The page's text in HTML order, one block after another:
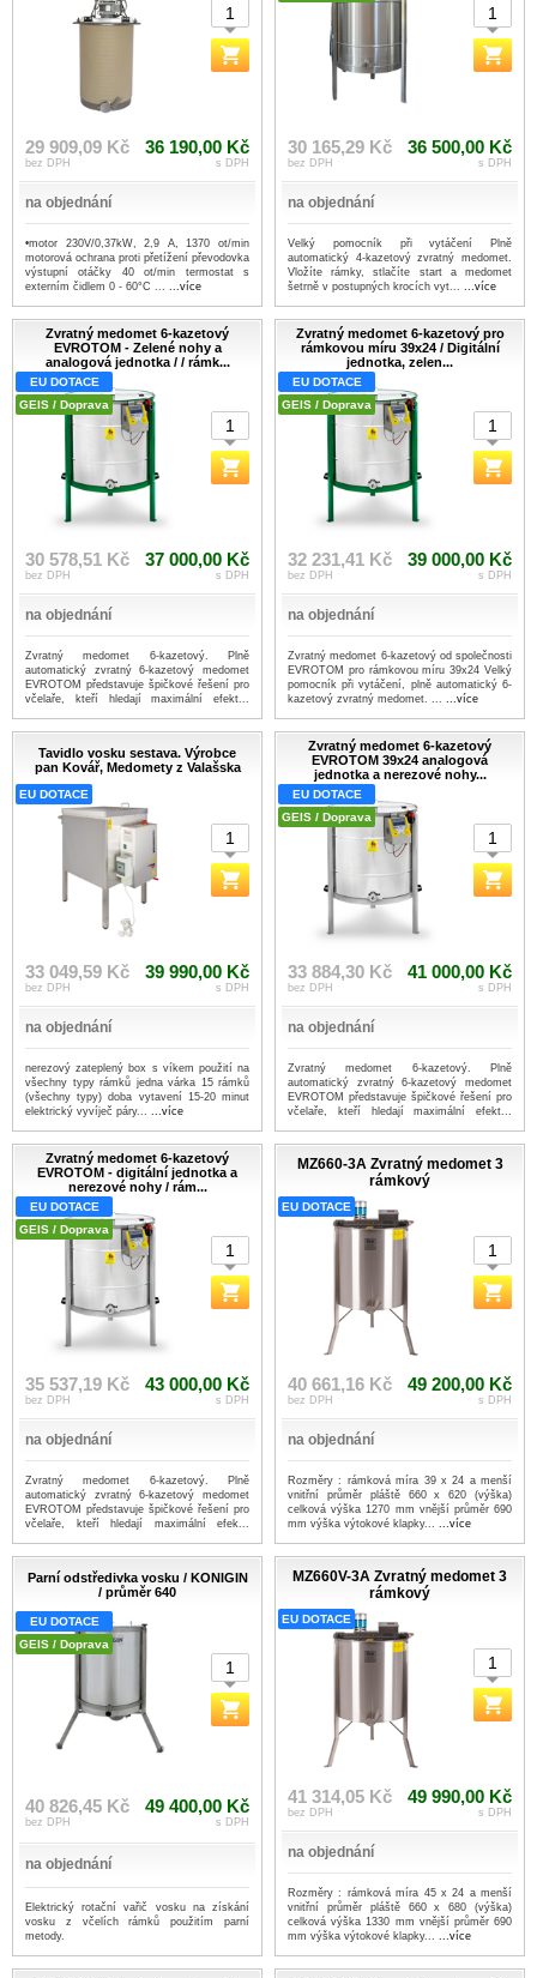
29 909,09 Kč
bez DPH
36 190,00 Kč
s DPH
na objednání
•motor 230V/0,37kW, 2,9 A, 1370 ot/min
motorová ochrana proti přetížení převodovka
výstupní otáčky 40 ot/min termostat s
externím čidlem 0 - 60°C ... ...více
30 165,29 Kč
bez DPH
36 500,00 Kč
s DPH
na objednání
Velký pomocník při vytáčení Plně
automatický 4-kazetový zvratný medomet.
Vložíte rámky, stlačíte start a medomet
šetrně v postupných krocích vyt... ...více
Zvratný medomet 6-kazetový
EVROTOM - Zelené nohy a
analogová jednotka / / rámk...
EU DOTACE
GEIS / Doprava
30 578,51 Kč
bez DPH
37 000,00 Kč
s DPH
na objednání
Zvratný medomet 6-kazetový. Plně
automatický zvratný 6-kazetový medomet
EVROTOM představuje špičkové řešení pro
včelaře, kteří hledají maximální efekt...
Zvratný medomet 6-kazetový pro
rámkovou míru 39x24 / Digitální
jednotka, zelen...
EU DOTACE
GEIS / Doprava
32 231,41 Kč
bez DPH
39 000,00 Kč
s DPH
na objednání
Zvratný medomet 6-kazetový od společnosti
EVROTOM pro rámkovou míru 39x24 Velký
pomocník při vytáčení, plně automatický 6-
kazetový zvratný medomet. ... ...více
Tavidlo vosku sestava. Výrobce
pan Kovář, Medomety z Valašska
EU DOTACE
33 049,59 Kč
bez DPH
39 990,00 Kč
s DPH
na objednání
nerezový zateplený box s víkem použití na
všechny typy rámků jedna várka 15 rámků
(všechny typy) doba vytavení 15-20 minut
elektrický vyvíječ páry... ...více
Zvratný medomet 6-kazetový
EVROTOM 39x24 analogová
jednotka a nerezové nohy...
EU DOTACE
GEIS / Doprava
33 884,30 Kč
bez DPH
41 000,00 Kč
s DPH
na objednání
Zvratný medomet 6-kazetový. Plně
automatický zvratný 6-kazetový medomet
EVROTOM představuje špičkové řešení pro
včelaře, kteří hledají maximální efekt...
Zvratný medomet 6-kazetový
EVROTOM - digitální jednotka a
nerezové nohy / rám...
EU DOTACE
GEIS / Doprava
35 537,19 Kč
bez DPH
43 000,00 Kč
s DPH
na objednání
Zvratný medomet 6-kazetový. Plně
automatický zvratný 6-kazetový medomet
EVROTOM představuje špičkové řešení pro
včelaře, kteří hledají maximální efek...
MZ660-3A Zvratný medomet 3
rámkový
EU DOTACE
40 661,16 Kč
bez DPH
49 200,00 Kč
s DPH
na objednání
Rozměry : rámková míra 39 x 24 a menší
vnitřní průměr pláště 660 x 620 (výška)
celková výška 1270 mm vnější průměr 690
mm výška výtokové klapky... ...více
Parní odstředivka vosku / KONIGIN
/ průměr 640
EU DOTACE
GEIS / Doprava
40 826,45 Kč
bez DPH
49 400,00 Kč
s DPH
na objednání
Elektrický rotační vařič vosku na získání
vosku z včelích rámků použitím parní
metody.
MZ660V-3A Zvratný medomet 3
rámkový
EU DOTACE
41 314,05 Kč
bez DPH
49 990,00 Kč
s DPH
na objednání
Rozměry : rámková míra 45 x 24 a menší
vnitřní průměr pláště 660 x 680 (výška)
celková výška 1330 mm vnější průměr 690
mm výška výtokové klapky... ...více